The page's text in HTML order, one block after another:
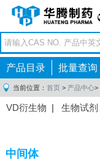
产品目录 批量查询
当前位置： 首页 > 产品中心>
VD衍生物 | 生物试剂
间体|
中间体